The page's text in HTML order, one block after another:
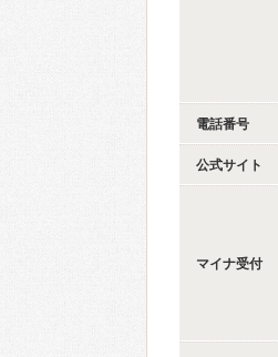
電話番号
公式サイト
マイナ受付